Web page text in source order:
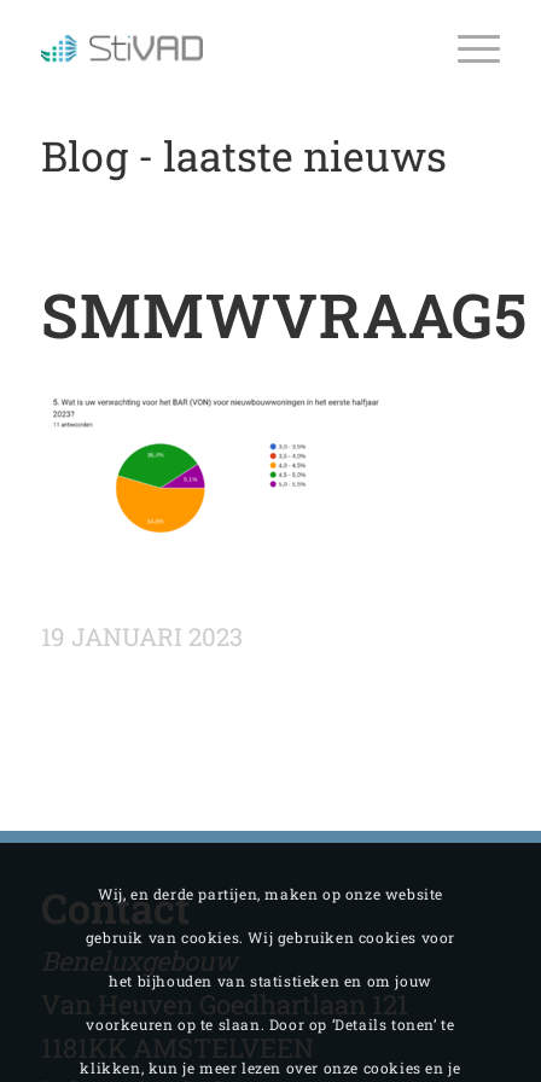
Blog - laatste nieuws
SMMWVRAAG5
19 JANUARI 2023
Contact
Beneluxgebouw
Van Heuven Goedhartlaan 121
1181KK AMSTELVEEN
Wij, en derde partijen, maken op onze website
gebruik van cookies. Wij gebruiken cookies voor
het bijhouden van statistieken en om jouw
voorkeuren op te slaan. Door op ‘Details tonen’ te
klikken, kun je meer lezen over onze cookies en je